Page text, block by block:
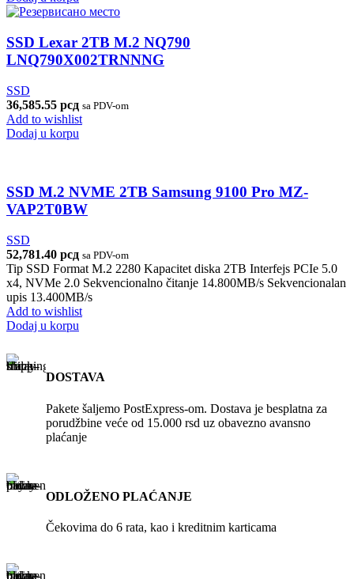
SSD Lexar 2TB M.2 NQ790
LNQ790X002TRNNNG
SSD
36,585.55 рсд sa PDV-om
Add to wishlist
Dodaj u korpu
SSD M.2 NVME 2TB Samsung 9100 Pro MZ-
VAP2T0BW
SSD
52,781.40 рсд sa PDV-om
Tip SSD Format M.2 2280 Kapacitet diska 2TB Interfejs PCIe 5.0
x4, NVMe 2.0 Sekvencionalno čitanje 14.800MB/s Sekvencionalan
upis 13.400MB/s
Add to wishlist
Dodaj u korpu
DOSTAVA
Pakete šaljemo PostExpress-om. Dostava je besplatna za
porudžbine veće od 15.000 rsd uz obavezno avansno
plaćanje
ODLOŽENO PLAĆANJE
Čekovima do 6 rata, kao i kreditnim karticama